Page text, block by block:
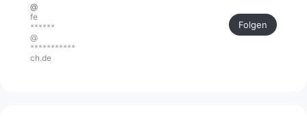
@
fe
******
@
***********
ch.de
Folgen